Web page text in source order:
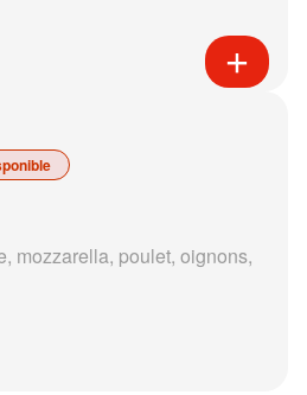
mozzarella, poulet, oignons,